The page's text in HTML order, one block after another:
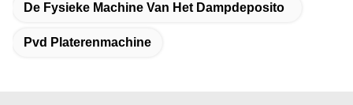
De Fysieke Machine Van Het Dampdeposito
Pvd Platerenmachine